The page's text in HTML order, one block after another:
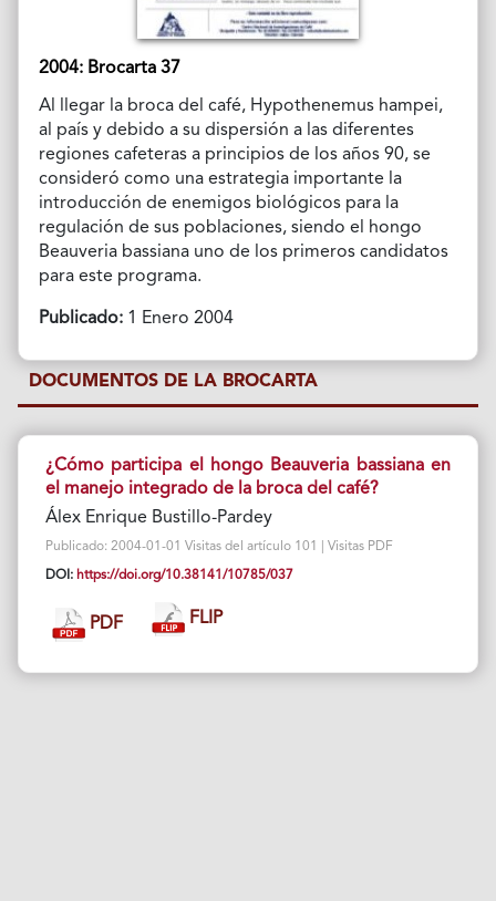
2004: Brocarta 37
Al llegar la broca del café, Hypothenemus hampei,
al país y debido a su dispersión a las diferentes
regiones cafeteras a principios de los años 90, se
consideró como una estrategia importante la
introducción de enemigos biológicos para la
regulación de sus poblaciones, siendo el hongo
Beauveria bassiana uno de los primeros candidatos
para este programa.
Publicado:1 Enero 2004
DOCUMENTOS DE LA BROCARTA
¿Cómo participa el hongo Beauveria bassiana en
el manejo integrado de la broca del café?
Álex Enrique Bustillo-Pardey
Publicado: 2004-01-01 Visitas del artículo 101 | Visitas PDF
DOI: https://doi.org/10.38141/10785/037
PDF FLIP